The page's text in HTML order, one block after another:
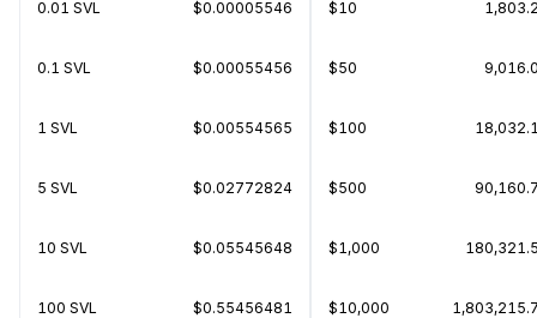
0.01 SVL $0.00005546
0.1 SVL $0.00055456
1 SVL $0.00554565
5 SVL $0.02772824
10 SVL $0.05545648
100 SVL $0.55456481
$10
$50
$100
$500
$1,000
$10,000